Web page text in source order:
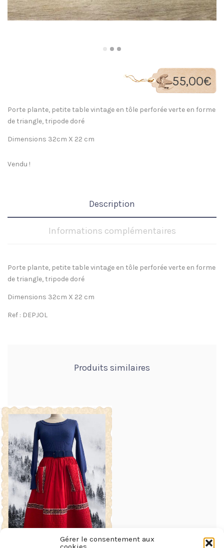
Gérer le consentement aux
55,00€
Porte plante, petite table vintage en tôle perforée verte en forme
de triangle, tripode doré
Dimensions 32cm X 22 cm
Vendu !
Description
Informations complémentaires
Porte plante, petite table vintage en tôle perforée verte en forme
de triangle, tripode doré
Dimensions 32cm X 22 cm
Ref : DEPJOL
Produits similaires